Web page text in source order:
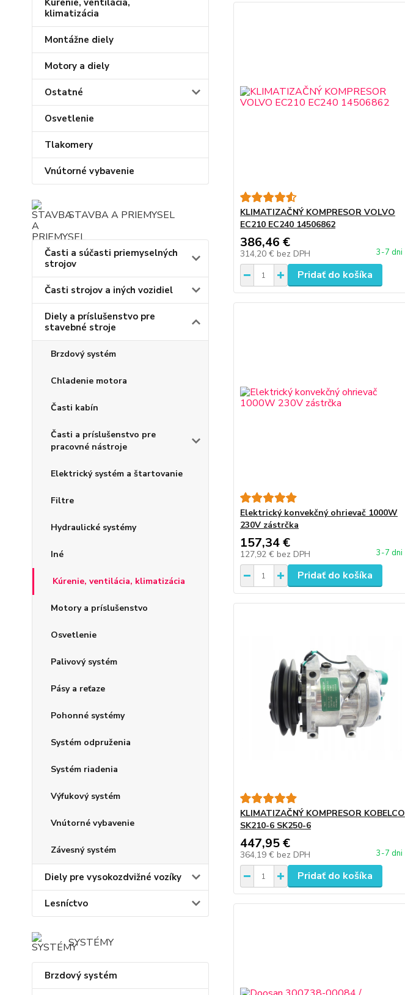
Kúrenie, ventilácia,
klimatizácia
Montážne diely
Motory a diely
Ostatné
Osvetlenie
Tlakomery
Vnútorné vybavenie
STAVBA A PRIEMYSEL
Časti a súčasti priemyselných
strojov
Časti strojov a iných vozidiel
Diely a príslušenstvo pre
stavebné stroje
Brzdový systém
Chladenie motora
Časti kabín
Časti a príslušenstvo pre
pracovné nástroje
Elektrický systém a štartovanie
Filtre
Hydraulické systémy
Iné
Kúrenie, ventilácia, klimatizácia
Motory a príslušenstvo
Osvetlenie
Palivový systém
Pásy a reťaze
Pohonné systémy
Systém odpruženia
Systém riadenia
Výfukový systém
Vnútorné vybavenie
Závesný systém
Diely pre vysokozdvižné vozíky
Lesníctvo
SYSTÉMY
Brzdový systém
KLIMATIZAČNÝ KOMPRESOR VOLVO
EC210 EC240 14506862
386,46 €
314,20 € bez DPH 3-7 dni
Pridať do košíka
Elektrický konvekčný ohrievač 1000W
230V zástrčka
157,34 €
127,92 € bez DPH 3-7 dni
Pridať do košíka
KLIMATIZAČNÝ KOMPRESOR KOBELCO
SK210-6 SK250-6
447,95 €
364,19 € bez DPH 3-7 dni
Pridať do košíka